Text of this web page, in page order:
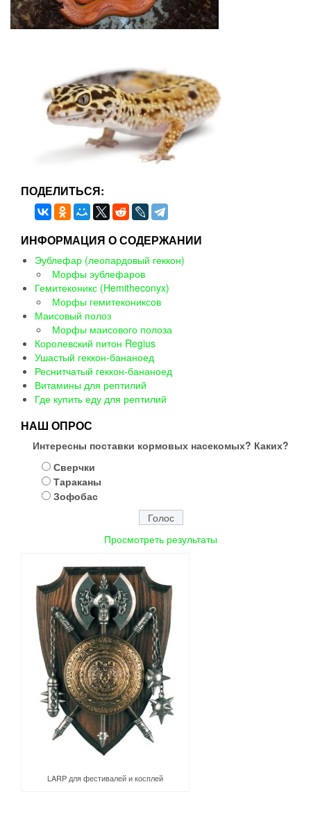
ПОДЕЛИТЬСЯ:
ИНФОРМАЦИЯ О СОДЕРЖАНИИ
Эублефар (леопардовый геккон)
Морфы эублефаров
Гемитеконикс (Hemitheconyx)
Морфы гемитекониксов
Маисовый полоз
Морфы маисового полоза
Королевский питон Regius
Ушастый геккон-бананоед
Реснитчатый геккон-бананоед
Витамины для рептилий
Где купить еду для рептилий
НАШ ОПРОС
Интересны поставки кормовых насекомых? Каких?
Сверчки
Тараканы
Зофобас
Просмотреть результаты
LARP для фестивалей и косплей